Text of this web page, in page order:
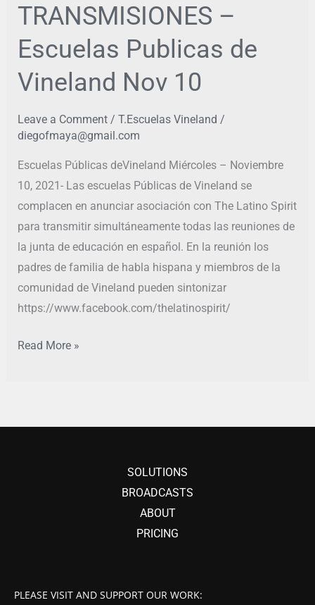
TRANSMISIONES –
Escuelas Publicas de
Vineland Nov 10
Leave a Comment / T.Escuelas Vineland /
diegofmaya@gmail.com
Escuelas Públicas deVineland Miércoles – Noviembre
10, 2021- Las escuelas Públicas de Vineland se
complacen en anunciar asociación con The Latino Spirit
para transmitir simultáneamente todas las reuniones de
la junta de educación en español. En la reunión los
padres de familia de habla hispana y miembros de la
comunidad de Vineland pueden sintonizar
https://www.facebook.com/thelatinospirit/
TRANSMISIONES
–
Escuelas
Publicas
de
Nov
Read More »
SOLUTIONS
BROADCASTS
ABOUT
PRICING
PLEASE VISIT AND SUPPORT OUR WORK: